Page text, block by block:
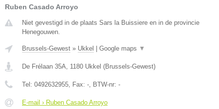
Ruben Casado Arroyo
Niet gevestigd in de plaats Sars la Buissiere en in de provincie
Henegouwen.
Brussels-Gewest » Ukkel Google maps ▼
De Frélaan 35A, 1180 Ukkel (Brussels-Gewest)
Tel: 0492632955, Fax: -, BTW-nr: -
E-mail › Ruben Casado Arroyo